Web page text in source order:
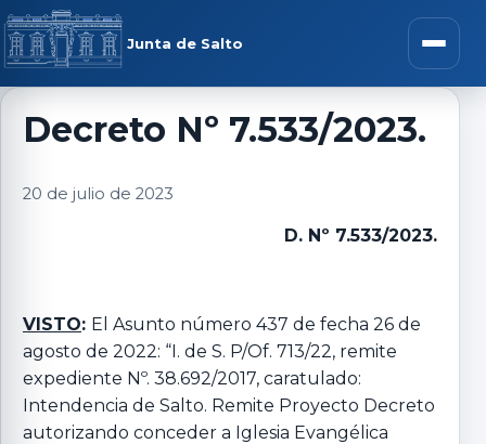
Saltar al contenido
Junta de Salto Abrir
menú
Decreto Nº 7.533/2023.
20 de julio de 2023
D. Nº 7.533/2023.
VISTO: El Asunto número 437 de fecha 26 de
agosto de 2022: “I. de S. P/Of. 713/22, remite
expediente Nº. 38.692/2017, caratulado:
Intendencia de Salto. Remite Proyecto Decreto
autorizando conceder a Iglesia Evangélica